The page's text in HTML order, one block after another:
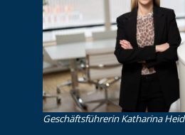
Ge­schäfts­füh­re­rin Katharina Heid